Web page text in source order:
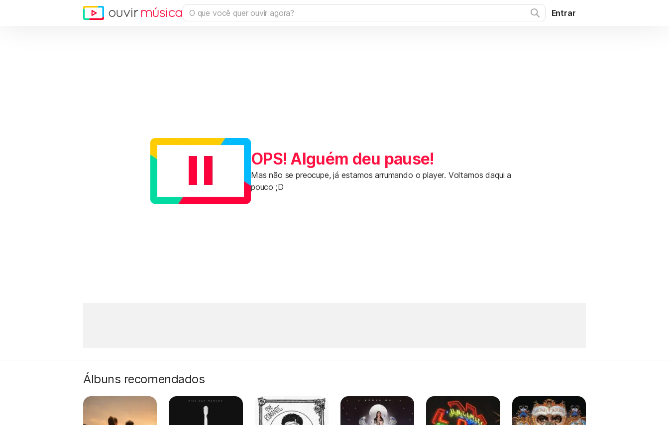
Entrar
OPS! Alguém deu pause!
Mas não se preocupe, já estamos arrumando o player. Voltamos daqui a
pouco ;D
Álbuns recomendados